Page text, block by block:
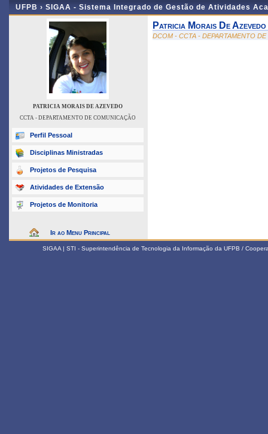
UFPB › SIGAA - Sistema Integrado de Gestão de Atividades
PATRICIA MORAIS DE AZEVEDO
CCTA - DEPARTAMENTO DE COMUNICAÇÃO
Perfil Pessoal
Disciplinas Ministradas
Projetos de Pesquisa
Atividades de Extensão
Projetos de Monitoria
Ir ao Menu Principal
Patricia Morais De Azevedo
DCOM - CCTA - DEPARTAMENTO
SIGAA | STI - Superintendência de Tecnologia da Informação da UFPB /